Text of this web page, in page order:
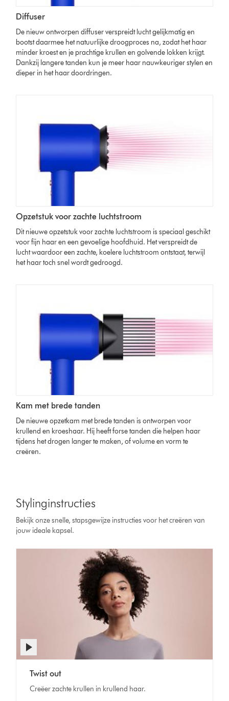
Diffuser
De nieuw ontworpen diffuser verspreidt lucht gelijkmatig en
bootst daarmee het natuurlijke droogproces na, zodat het haar
minder kroest en je prachtige krullen en golvende lokken krijgt.
Dankzij langere tanden kun je meer haar nauwkeuriger stylen en
dieper in het haar doordringen.
Opzetstuk voor zachte luchtstroom
Dit nieuwe opzetstuk voor zachte luchtstroom is speciaal geschikt
voor fijn haar en een gevoelige hoofdhuid. Het verspreidt de
lucht waardoor een zachte, koelere luchtstroom ontstaat, terwijl
het haar toch snel wordt gedroogd.
Kam met brede tanden
De nieuwe opzetkam met brede tanden is ontworpen voor
krullend en kroeshaar. Hij heeft forse tanden die helpen haar
tijdens het drogen langer te maken, of volume en vorm te
creëren.
Stylinginstructies
Bekijk onze snelle, stapsgewijze instructies voor het creëren van
jouw ideale kapsel.
Twist out
Creëer zachte krullen in krullend haar.